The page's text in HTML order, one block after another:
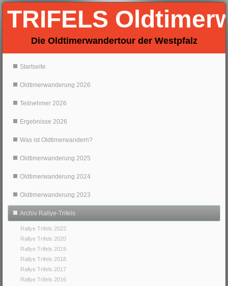
TRIFELS
Die Oldtimerwandertour der Westpfalz
Startseite
Oldtimerwanderung 2026
Teilnehmer 2026
Ergebnisse 2026
Was ist Oldtimerwandern?
Oldtimerwanderung 2025
Oldtimerwanderung 2024
Oldtimerwanderung 2023
Archiv Rallye-Trifels
Rallye Trifels 2022
Rallye Trifels 2020
Rallye Trifels 2019
Rallye Trifels 2018
Rallye Trifels 2017
Rallye Trifels 2016